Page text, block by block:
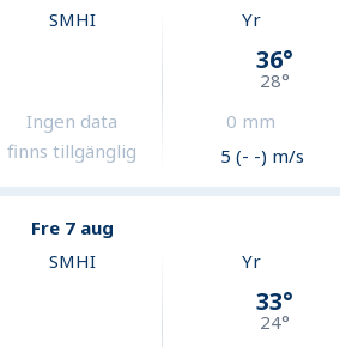
SMHI
Ingen data
finns tillgänglig
Yr
36°
28°
0 mm
5 (- -) m/s
Fre 7 aug
SMHI Yr
33°
24°